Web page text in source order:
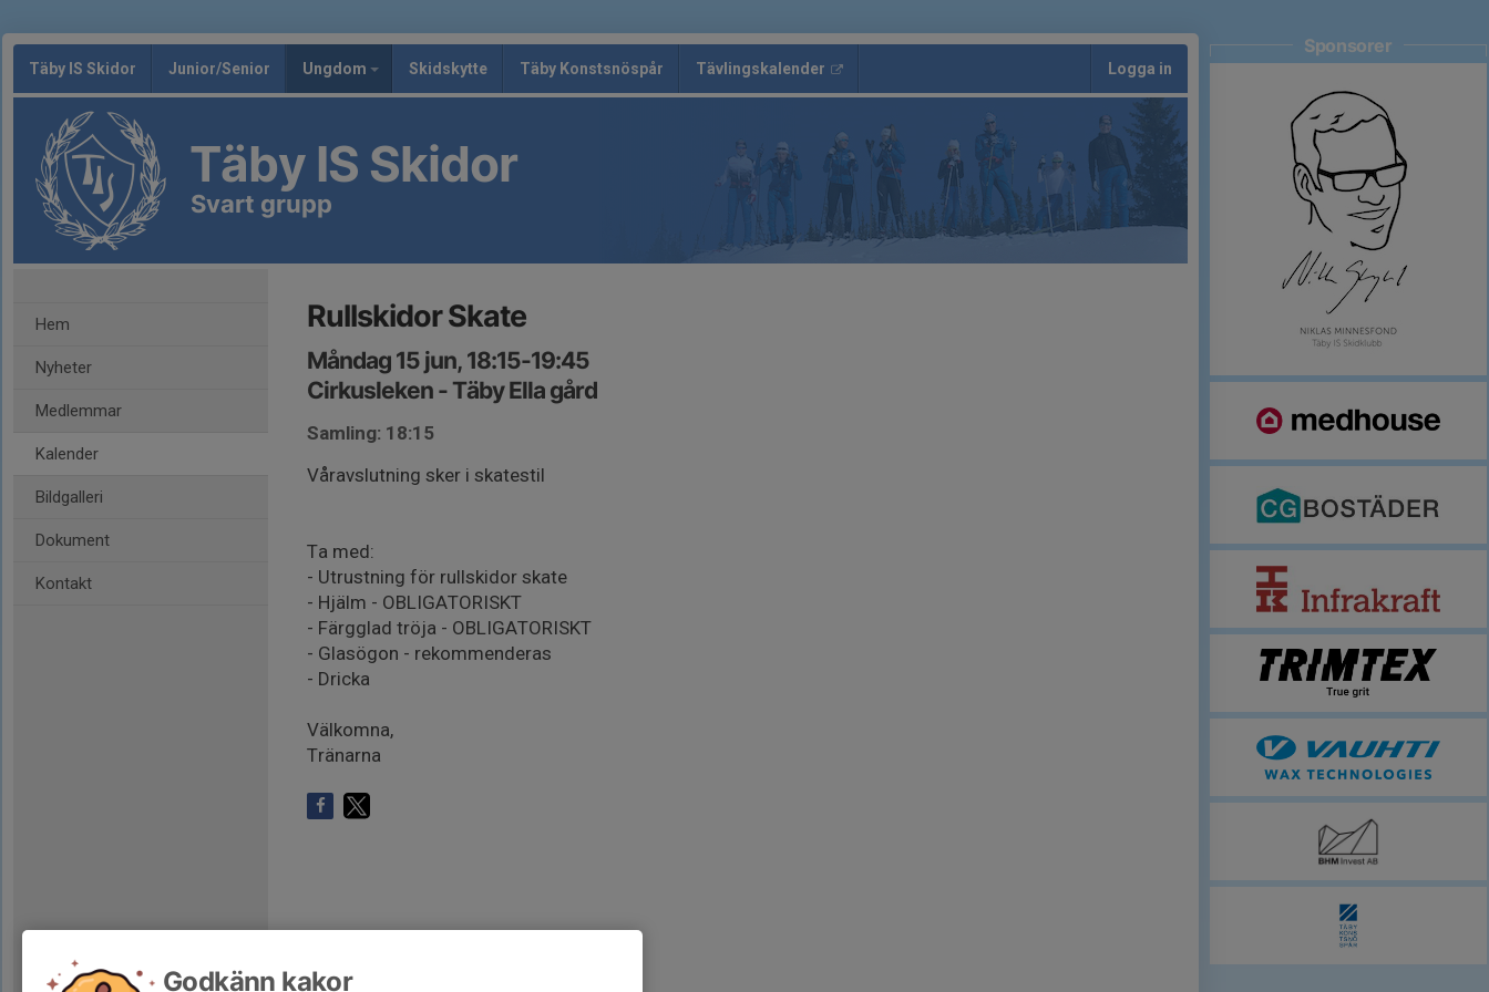
Täby IS Skidor Junior/Senior Ungdom Skidskytte Täby Konstsnöspår Tävlingskalender Logga in
Täby IS Skidor
Svart grupp
Hem
Nyheter
Medlemmar
Kalender
Bildgalleri
Dokument
Kontakt
Rullskidor Skate
Måndag 15 jun, 18:15-19:45
Cirkusleken - Täby Ella gård
Samling: 18:15
Våravslutning sker i skatestil
Ta med:
- Utrustning för rullskidor skate
- Hjälm - OBLIGATORISKT
- Färgglad tröja - OBLIGATORISKT
- Glasögon - rekommenderas
- Dricka
Välkomna,
Tränarna
Sponsorer
Godkänn kakor